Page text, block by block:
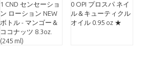
1 CND センセーショ
ン ローション NEW
ボトル - マンゴー＆
ココナッツ 8.3oz.
(245 ml)
0 OPI プロスパ ネイ
ル＆キューティクル
オイル 0.95 oz ★